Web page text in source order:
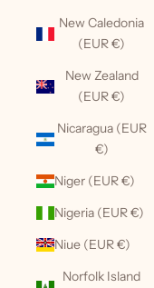
New Caledonia
(EUR €)
New Zealand
(EUR €)
Nicaragua (EUR
€)
Niger (EUR €)
Nigeria (EUR €)
Niue (EUR €)
Norfolk Island